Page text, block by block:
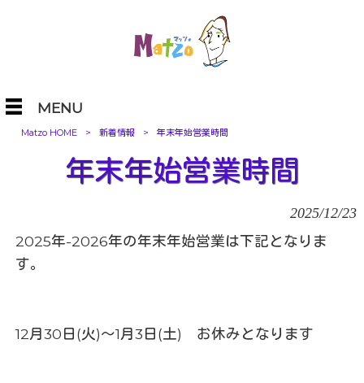
MENU
Matzo HOME > 新着情報 > 年末年始営業時間
年末年始営業時間
2025/12/23
2025年-2026年の年末年始営業は下記となりま
す。
12月30日(火)〜1月3日(土) お休みとなります